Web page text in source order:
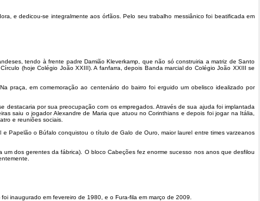
e dedicou-se integralmente aos órfãos. Pelo seu trabalho messiânico foi beatificada em
tendo à frente padre Damião Kleverkamp, que não só construiria a matriz de Santo
(hoje Colégio João XXIII). A fanfarra, depois Banda marcial do Colégio João XXIII se
praça, em comemoração ao centenário do bairro foi erguido um obelisco idealizado por
por sua preocupação com os empregados. Através de sua ajuda foi implantada
saiu o jogador Alexandre de Maria que atuou no Corinthians e depois foi jogar na Itália,
e reuniões sociais.
Papelão o Búfalo conquistou o título de Galo de Ouro, maior laurel entre times varzeanos
dos gerentes da fábrica). O bloco Cabeções fez enorme sucesso nos anos que desfilou
inaugurado em fevereiro de 1980, e o Fura-fila em março de 2009.